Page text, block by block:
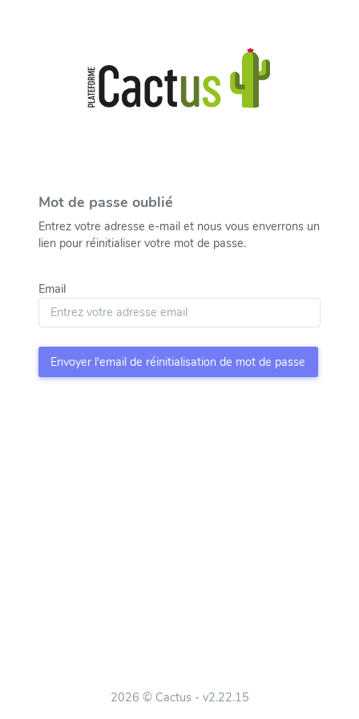
Mot de passe oublié
Entrez votre adresse e-mail et nous vous enverrons un
lien pour réinitialiser votre mot de passe.
Email
Envoyer l'email de réinitialisation de mot de passe
2026 © Cactus - v2.22.15